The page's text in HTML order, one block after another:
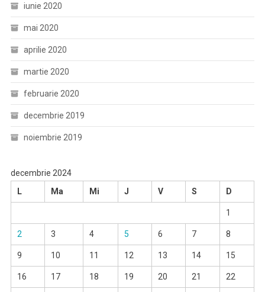
iunie 2020
mai 2020
aprilie 2020
martie 2020
februarie 2020
decembrie 2019
noiembrie 2019
decembrie 2024
L
Ma Mi J V S D
1
2 3 4 5 6 7 8
9 10 11 12 13 14 15
16 17 18 19 20 21 22